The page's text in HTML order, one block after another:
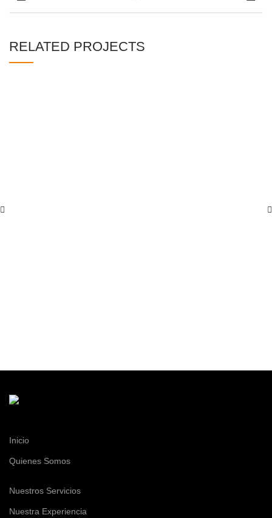
RELATED PROJECTS
Inicio
Quienes Somos
Nuestros Servicios
Nuestra Experiencia